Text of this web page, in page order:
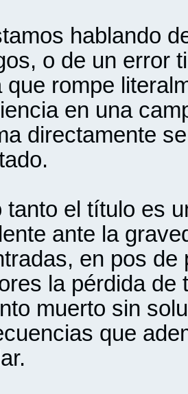
hablando
o de un error
que rompe
en una
directamente
tanto el título es
ante la
en pos
la pérdida de
muerto sin
que